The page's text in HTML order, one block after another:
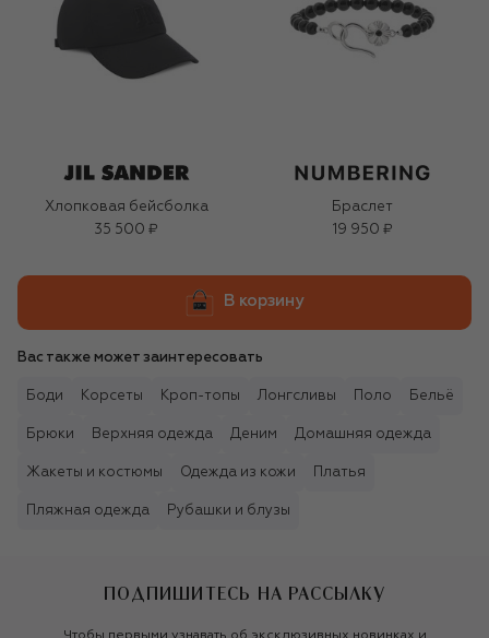
Хлопковая бейсболка
35 500 ₽
Браслет
19 950 ₽
В корзину
Вас также может заинтересовать
Боди Корсеты Кроп-топы Лонгсливы Поло Бельё
Брюки Верхняя одежда Деним Домашняя одежда
Жакеты и костюмы Одежда из кожи Платья
Пляжная одежда Рубашки и блузы
ПОДПИШИТЕСЬ НА РАССЫЛКУ
Чтобы первыми узнавать об эксклюзивных новинках и